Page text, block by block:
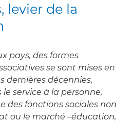
levier de la
pays, des formes
se sont mises en
dernières décennies,
service à la personne,
des fonctions sociales non
ou le marché –éducation,